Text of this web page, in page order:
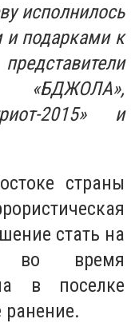
исполнилось
и подарками к
«БДЖОЛА»,
2015» и
страны
стать на
во время
в поселке
ранение.